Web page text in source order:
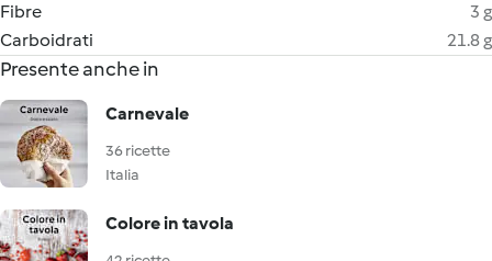
Fibre
3 g
Carboidrati
21.8 g
Presente anche in
Carnevale
36 ricette
Italia
Colore in tavola